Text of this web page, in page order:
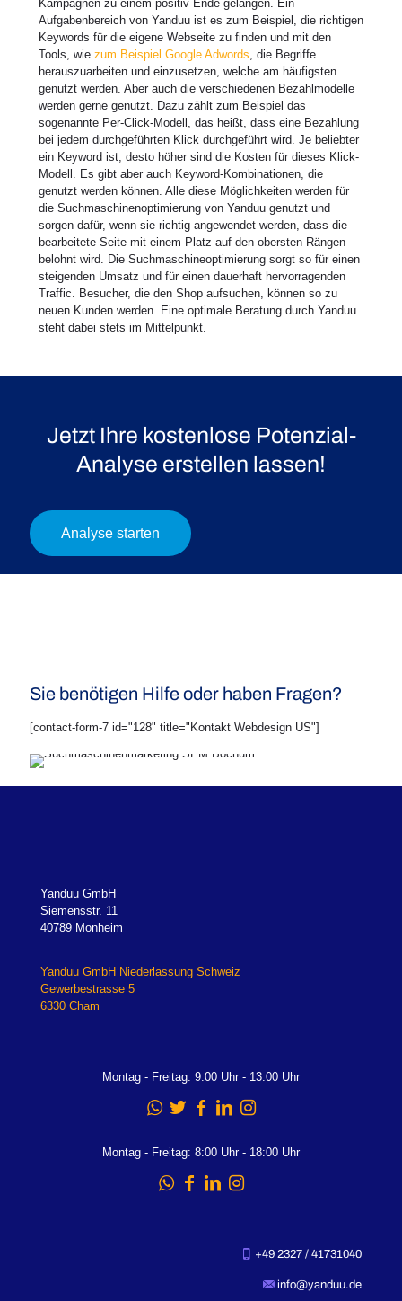
Kampagnen zu einem positiv Ende gelangen. Ein
Aufgabenbereich von Yanduu ist es zum Beispiel, die richtigen
Keywords für die eigene Webseite zu finden und mit den
Tools, wie zum Beispiel Google Adwords, die Begriffe
herauszuarbeiten und einzusetzen, welche am häufigsten
genutzt werden. Aber auch die verschiedenen Bezahlmodelle
werden gerne genutzt. Dazu zählt zum Beispiel das
sogenannte Per-Click-Modell, das heißt, dass eine Bezahlung
bei jedem durchgeführten Klick durchgeführt wird. Je beliebter
ein Keyword ist, desto höher sind die Kosten für dieses Klick-
Modell. Es gibt aber auch Keyword-Kombinationen, die
genutzt werden können. Alle diese Möglichkeiten werden für
die Suchmaschinenoptimierung von Yanduu genutzt und
sorgen dafür, wenn sie richtig angewendet werden, dass die
bearbeitete Seite mit einem Platz auf den obersten Rängen
belohnt wird. Die Suchmaschineoptimierung sorgt so für einen
steigenden Umsatz und für einen dauerhaft hervorragenden
Traffic. Besucher, die den Shop aufsuchen, können so zu
neuen Kunden werden. Eine optimale Beratung durch Yanduu
steht dabei stets im Mittelpunkt.
Jetzt Ihre kostenlose Potenzial-
Analyse erstellen lassen!
Analyse starten
Sie benötigen Hilfe oder haben Fragen?
[contact-form-7 id="128" title="Kontakt Webdesign US"]
Yanduu GmbH
Siemensstr. 11
40789 Monheim
Yanduu GmbH Niederlassung Schweiz
Gewerbestrasse 5
6330 Cham
Montag - Freitag: 9:00 Uhr - 13:00 Uhr
Montag - Freitag: 8:00 Uhr - 18:00 Uhr
+49 2327 / 41731040
info@yanduu.de